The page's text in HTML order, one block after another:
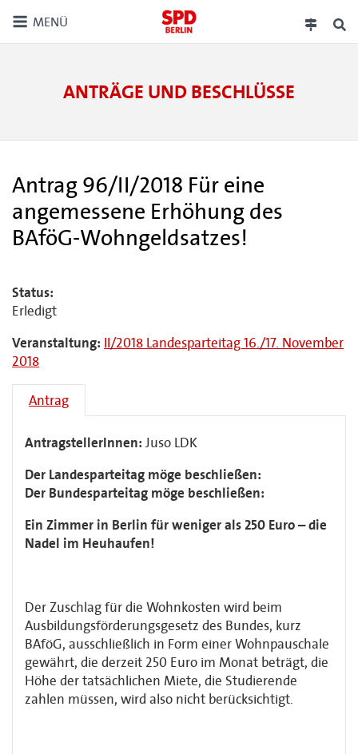
MENÜ
ANTRÄGE UND BESCHLÜSSE
Antrag 96/II/2018 Für eine
angemessene Erhöhung des
BAföG-Wohngeldsatzes!
Status:
Erledigt
Veranstaltung: II/2018 Landesparteitag 16./17. November
2018
Antrag
AntragstellerInnen: Juso LDK
Der Landesparteitag möge beschließen:
Der Bundesparteitag möge beschließen:
Ein Zimmer in Berlin für weniger als 250 Euro – die
Nadel im Heuhaufen!
Der Zuschlag für die Wohnkosten wird beim
Ausbildungsförderungsgesetz des Bundes, kurz
BAföG, ausschließlich in Form einer Wohnpauschale
gewährt, die derzeit 250 Euro im Monat beträgt, die
Höhe der tatsächlichen Miete, die Studierende
zahlen müssen, wird also nicht berücksichtigt.